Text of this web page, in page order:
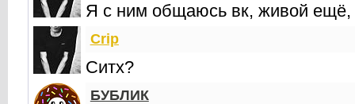
Я с ним общаюсь вк, живой ещё,
Crip
Ситх?
БУБЛИК